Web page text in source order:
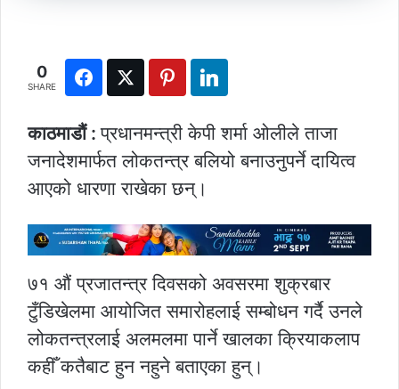
0
SHARE
काठमाडौं :प्रधानमन्त्री केपी शर्मा ओलीले ताजा
जनादेशमार्फत लोकतन्त्र बलियो बनाउनुपर्ने दायित्व
आएको धारणा राखेका छन्।
७१ औं प्रजातन्त्र दिवसको अवसरमा शुक्रबार
टुँडिखेलमा आयोजित समारोहलाई सम्बोधन गर्दै उनले
लोकतन्त्रलाई अलमलमा पार्ने खालका क्रियाकलाप
कहीँ कतैबाट हुन नहुने बताएका हुन्।